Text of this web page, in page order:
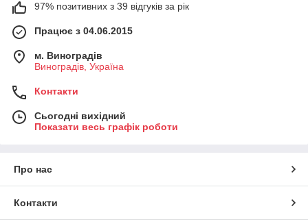
97% позитивних з 39 відгуків за рік
Працює з 04.06.2015
м. Виноградів
Виноградів, Україна
Контакти
Сьогодні вихідний
Показати весь графік роботи
Про нас
Контакти